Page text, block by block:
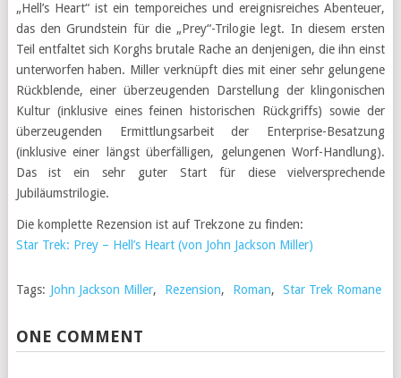
„Hell’s Heart“ ist ein temporeiches und ereignisreiches Abenteuer,
das den Grundstein für die „Prey“-Trilogie legt. In diesem ersten
Teil entfaltet sich Korghs brutale Rache an denjenigen, die ihn einst
unterworfen haben. Miller verknüpft dies mit einer sehr gelungene
Rückblende, einer überzeugenden Darstellung der klingonischen
Kultur (inklusive eines feinen historischen Rückgriffs) sowie der
überzeugenden Ermittlungsarbeit der Enterprise-Besatzung
(inklusive einer längst überfälligen, gelungenen Worf-Handlung).
Das ist ein sehr guter Start für diese vielversprechende
Jubiläumstrilogie.
Die komplette Rezension ist auf Trekzone zu finden:
Star Trek: Prey – Hell’s Heart (von John Jackson Miller)
Tags: John Jackson Miller, Rezension, Roman, Star Trek Romane
ONE COMMENT